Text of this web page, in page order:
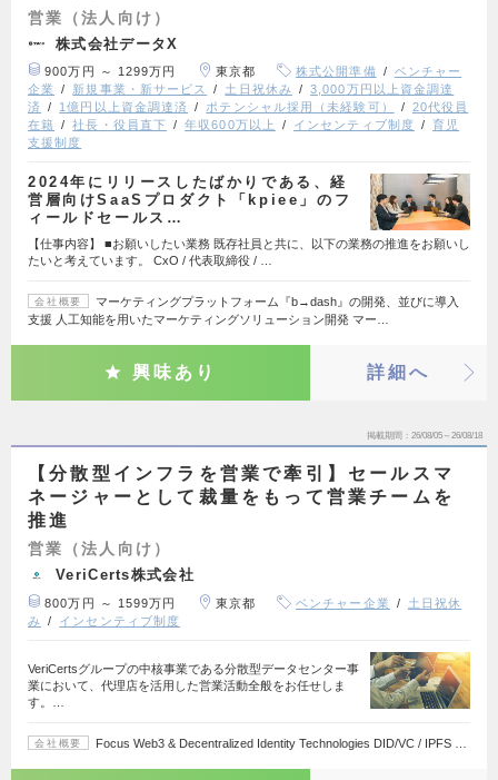
営業（法人向け）
株式会社データX
900万円 ～ 1299万円 東京都 株式公開準備
ベンチャー
企業
新規事業・新サービス 土日祝休み
3,000万円以上資金調達
済
1億円以上資金調達済 ポテンシャル採用（未経験可）
20代役員
在籍
社長・役員直下 年収600万以上 インセンティブ制度
育児
支援制度
2024年にリリースしたばかりである、経
営層向けSaaSプロダクト「kpiee」のフ
ィールドセールス…
【仕事内容】 ■お願いしたい業務 既存社員と共に、以下の業務の推進をお願いし
たいと考えています。 CxO / 代表取締役 / …
会社概要
マーケティングプラットフォーム『b→dash』の開発、並びに導入
支援 人工知能を用いたマーケティングソリューション開発 マー…
興味あり 詳細へ
掲載期間 26/08/05～26/08/18
【分散型インフラを営業で牽引】セールスマ
ネージャーとして裁量をもって営業チームを
推進
営業（法人向け）
VeriCerts株式会社
800万円 ～ 1599万円 東京都 ベンチャー企業
土日祝休
み
インセンティブ制度
VeriCertsグループの中核事業である分散型データセンター事
業において、代理店を活用した営業活動全般をお任せしま
す。…
会社概要 Focus Web3 & Decentralized Identity Technologies DID/VC / IPFS …